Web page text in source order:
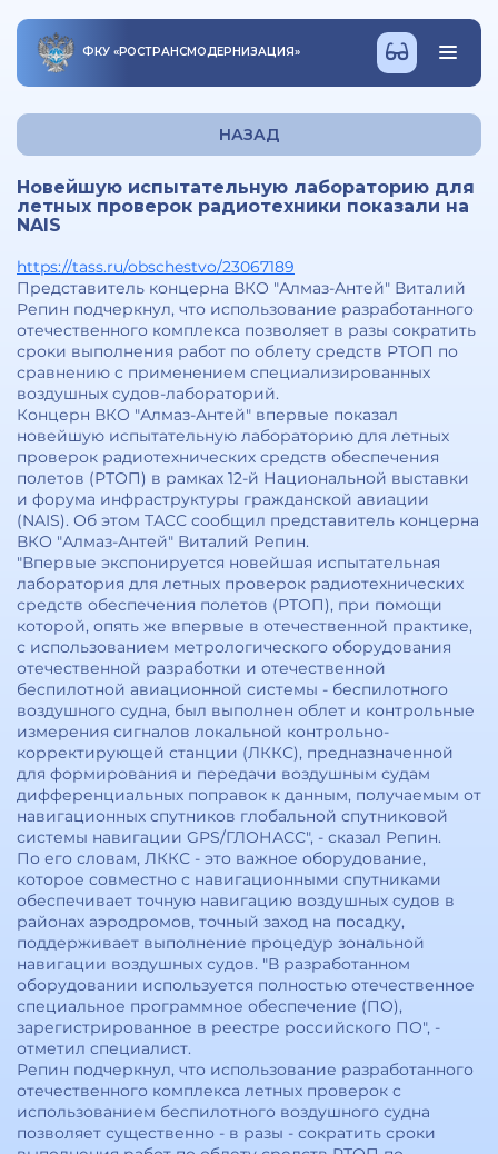
ФКУ «РОСТРАНСМОДЕРНИЗАЦИЯ»
НАЗАД
Новейшую испытательную лабораторию для
летных проверок радиотехники показали на
NAIS
https://tass.ru/obschestvo/23067189
Представитель концерна ВКО "Алмаз-Антей" Виталий
Репин подчеркнул, что использование разработанного
отечественного комплекса позволяет в разы сократить
сроки выполнения работ по облету средств РТОП по
сравнению с применением специализированных
воздушных судов-лабораторий.
Концерн ВКО "Алмаз-Антей" впервые показал
новейшую испытательную лабораторию для летных
проверок радиотехнических средств обеспечения
полетов (РТОП) в рамках 12-й Национальной выставки
и форума инфраструктуры гражданской авиации
(NAIS). Об этом ТАСС сообщил представитель концерна
ВКО "Алмаз-Антей" Виталий Репин.
"Впервые экспонируется новейшая испытательная
лаборатория для летных проверок радиотехнических
средств обеспечения полетов (РТОП), при помощи
которой, опять же впервые в отечественной практике,
с использованием метрологического оборудования
отечественной разработки и отечественной
беспилотной авиационной системы - беспилотного
воздушного судна, был выполнен облет и контрольные
измерения сигналов локальной контрольно-
корректирующей станции (ЛККС), предназначенной
для формирования и передачи воздушным судам
дифференциальных поправок к данным, получаемым от
навигационных спутников глобальной спутниковой
системы навигации GPS/ГЛОНАСС", - сказал Репин.
По его словам, ЛККС - это важное оборудование,
которое совместно с навигационными спутниками
обеспечивает точную навигацию воздушных судов в
районах аэродромов, точный заход на посадку,
поддерживает выполнение процедур зональной
навигации воздушных судов. "В разработанном
оборудовании используется полностью отечественное
специальное программное обеспечение (ПО),
зарегистрированное в реестре российского ПО", -
отметил специалист.
Репин подчеркнул, что использование разработанного
отечественного комплекса летных проверок с
использованием беспилотного воздушного судна
позволяет существенно - в разы - сократить сроки